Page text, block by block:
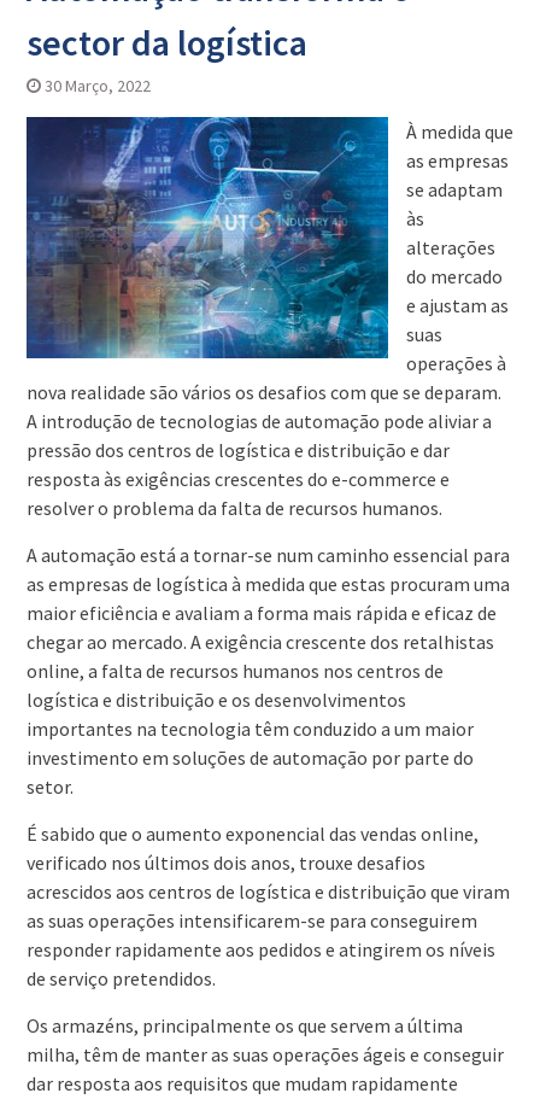
sector da logística
30 Março, 2022
À medida que
as empresas
se adaptam
às
alterações
do mercado
e ajustam as
suas
operações à
nova realidade são vários os desafios com que se deparam.
A introdução de tecnologias de automação pode aliviar a
pressão dos centros de logística e distribuição e dar
resposta às exigências crescentes do e-commerce e
resolver o problema da falta de recursos humanos.
A automação está a tornar-se num caminho essencial para
as empresas de logística à medida que estas procuram uma
maior eficiência e avaliam a forma mais rápida e eficaz de
chegar ao mercado. A exigência crescente dos retalhistas
online, a falta de recursos humanos nos centros de
logística e distribuição e os desenvolvimentos
importantes na tecnologia têm conduzido a um maior
investimento em soluções de automação por parte do
setor.
É sabido que o aumento exponencial das vendas online,
verificado nos últimos dois anos, trouxe desafios
acrescidos aos centros de logística e distribuição que viram
as suas operações intensificarem-se para conseguirem
responder rapidamente aos pedidos e atingirem os níveis
de serviço pretendidos.
Os armazéns, principalmente os que servem a última
milha, têm de manter as suas operações ágeis e conseguir
dar resposta aos requisitos que mudam rapidamente